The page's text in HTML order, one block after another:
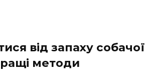
від запаху собачої
методи